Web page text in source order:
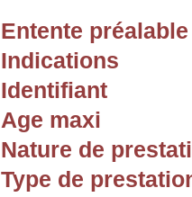
Entente préalable
Indications
Identifiant
Age maxi
Nature de
Type de